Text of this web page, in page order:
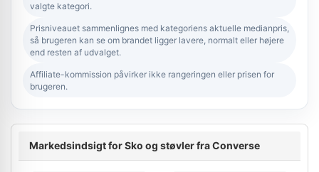
valgte kategori.
Prisniveauet sammenlignes med kategoriens aktuelle medianpris,
så brugeren kan se om brandet ligger lavere, normalt eller højere
end resten af udvalget.
Affiliate-kommission påvirker ikke rangeringen eller prisen for
brugeren.
Markedsindsigt for Sko og støvler fra Converse